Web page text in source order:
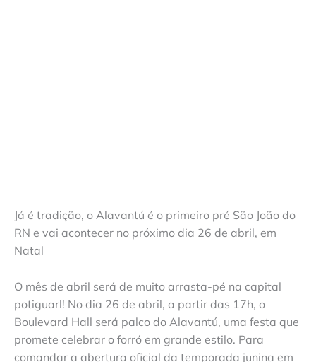
Já é tradição, o Alavantú é o primeiro pré São João do
RN e vai acontecer no próximo dia 26 de abril, em
Natal
O mês de abril será de muito arrasta-pé na capital
potiguarl! No dia 26 de abril, a partir das 17h, o
Boulevard Hall será palco do Alavantú, uma festa que
promete celebrar o forró em grande estilo. Para
comandar a abertura oficial da temporada junina em